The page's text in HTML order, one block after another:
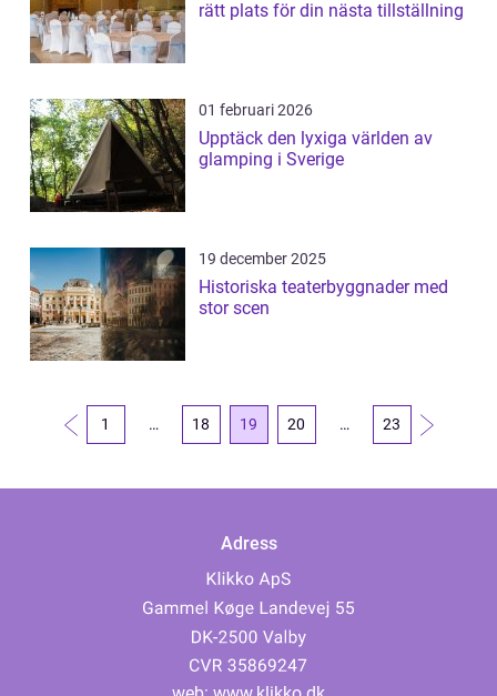
rätt plats för din nästa tillställning
01 februari 2026
Upptäck den lyxiga världen av
glamping i Sverige
19 december 2025
Historiska teaterbyggnader med
stor scen
1 … 18 19 20 … 23
Adress